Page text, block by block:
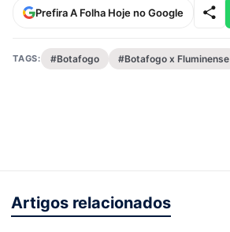
Prefira A Folha Hoje no Google
TAGS: #Botafogo #Botafogo x Fluminense
Artigos relacionados